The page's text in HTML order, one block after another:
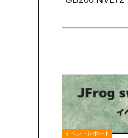
イベントレポート